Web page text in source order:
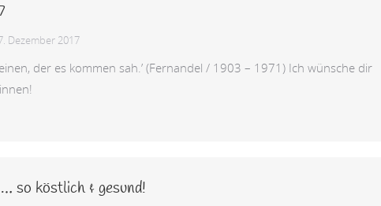
Dezember 2017
der es kommen sah.’ (Fernandel / 1903 – 1971) Ich wünsche dir
so köstlich & gesund!